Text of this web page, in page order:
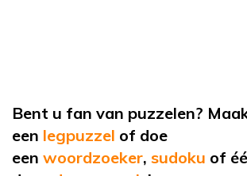
Bent u fan van puzzelen?
een legpuzzel of doe
een woordzoeker, sudoku of